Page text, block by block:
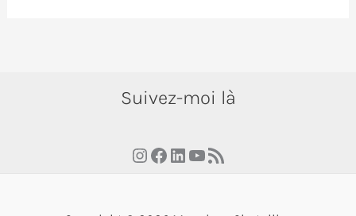
Suivez-moi là
Instagram
Facebook
LinkedIn
YouTube
RSS Feed